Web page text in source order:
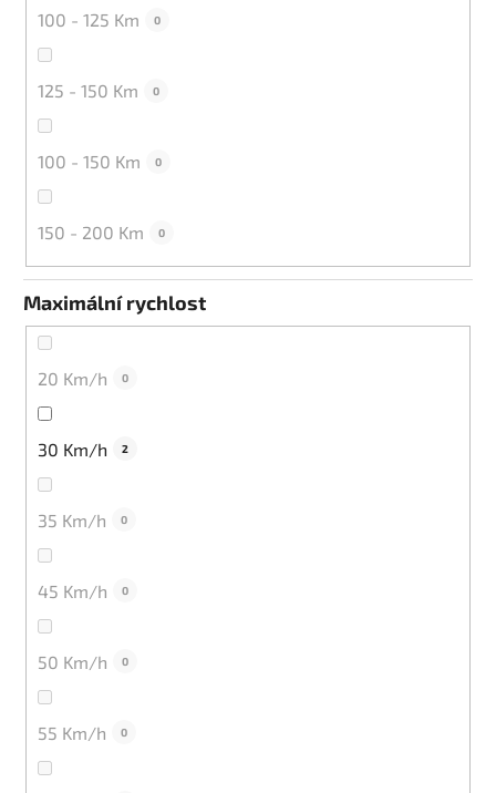
100 - 125 Km 0
125 - 150 Km 0
100 - 150 Km 0
150 - 200 Km 0
Maximální rychlost
20 Km/h 0
30 Km/h 2
35 Km/h 0
45 Km/h 0
50 Km/h 0
55 Km/h 0